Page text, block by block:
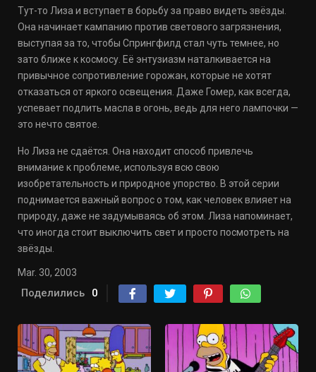
Тут-то Лиза и вступает в борьбу за право видеть звёзды.
Она начинает кампанию против светового загрязнения,
выступая за то, чтобы Спрингфилд стал чуть темнее, но
зато ближе к космосу. Её энтузиазм наталкивается на
привычное сопротивление горожан, которые не хотят
отказаться от яркого освещения. Даже Гомер, как всегда,
успевает подлить масла в огонь, ведь для него лампочки —
это нечто святое.
Но Лиза не сдаётся. Она находит способ привлечь
внимание к проблеме, используя всю свою
изобретательность и природное упорство. В этой серии
поднимается важный вопрос о том, как человек влияет на
природу, даже не задумываясь об этом. Лиза напоминает,
что иногда стоит выключить свет и просто посмотреть на
звёзды.
Mar. 30, 2003
Поделились 0